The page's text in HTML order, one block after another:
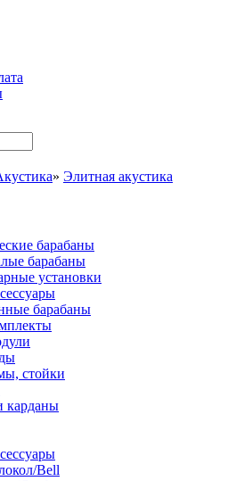
» Элитная акустика
барабаны
барабаны
установки
барабаны
стойки
карданы
Bell